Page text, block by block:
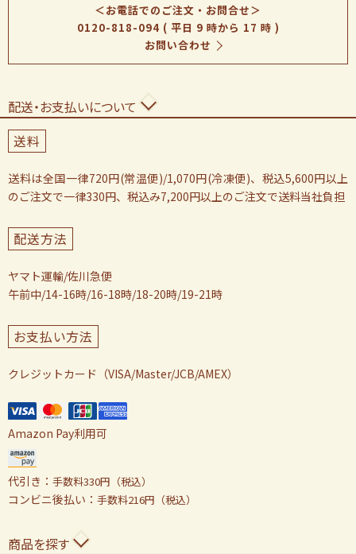
＜お電話でのご注文・お問合せ＞
0120-818-094( 平日 9 時から 17 時 )
お問い合わせ
配送・お支払いについて
送料
送料は全国一律720円(常温便)/1,070円(冷凍便)、税込5,600円以上
のご注文で一律330円、税込み7,200円以上のご注文で送料当社負担
配送方法
ヤマト運輸/佐川急便
午前中/14-16時/16-18時/18-20時/19-21時
お支払い方法
クレジットカード（VISA/Master/JCB/AMEX）
Amazon Pay利用可
代引き： 手数料330円（税込）
コンビニ後払い： 手数料216円（税込）
商品を探す